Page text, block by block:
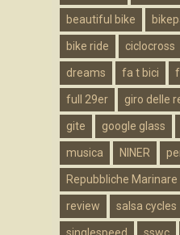
beautiful bike
bike ride ciclocross
dreams fa t bici
full 29er giro delle
gite google glass
musica NINER
Repubbliche Marinare
review salsa cycles